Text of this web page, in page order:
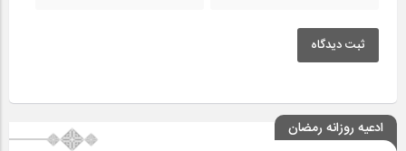
ثبت دیدگاه
ادعیه روزانه رمضان